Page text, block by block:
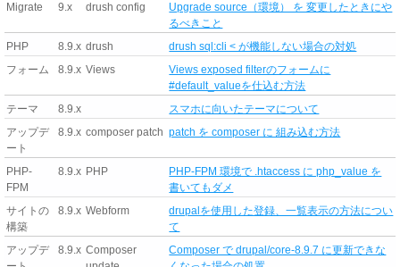
Migrate 9.x drush config
Upgrade source（環境） を 変更したときにや
るべきこと
PHP
8.9.x drush
drush sql:cli < が機能しない場合の対処
フォーム
8.9.x Views
Views exposed filterのフォームに
#default_valueを仕込む方法
テーマ
8.9.x
スマホに向いたテーマについて
アップデ
ート
8.9.x composer patch patch を composer に 組み込む方法
PHP-
FPM
8.9.x PHP
PHP-FPM 環境で .htaccess に php_value を
書いてもダメ
サイトの
構築
8.9.x Webform
drupalを使用した登録、一覧表示の方法につい
て
アップデ
8.9.x Composer
Composer で drupal/core-8.9.7 に更新できな